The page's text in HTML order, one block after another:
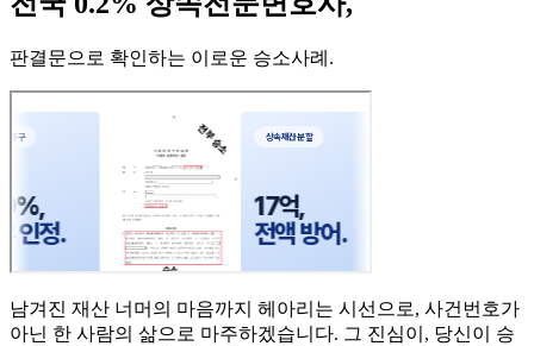
판결문으로 확인하는 이로운 승소사례 .
남겨진 재산 너머의 마음까지 헤아리는 시선으로, 사건번호가
아닌 한 사람의 삶으로 마주하겠습니다. 그 진심이, 당신이 승